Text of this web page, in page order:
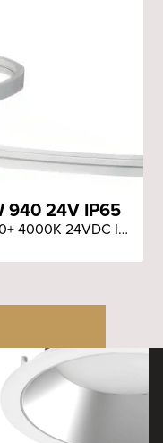
940 24V IP65
4x10mm side bend 7W/m Ra90+ 4000K 24VDC IP65 löpmeter